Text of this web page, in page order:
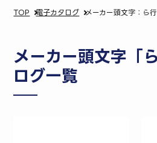
TOP 電子カタログ メーカー頭文字：ら行
メーカー頭文字「
ログ一覧